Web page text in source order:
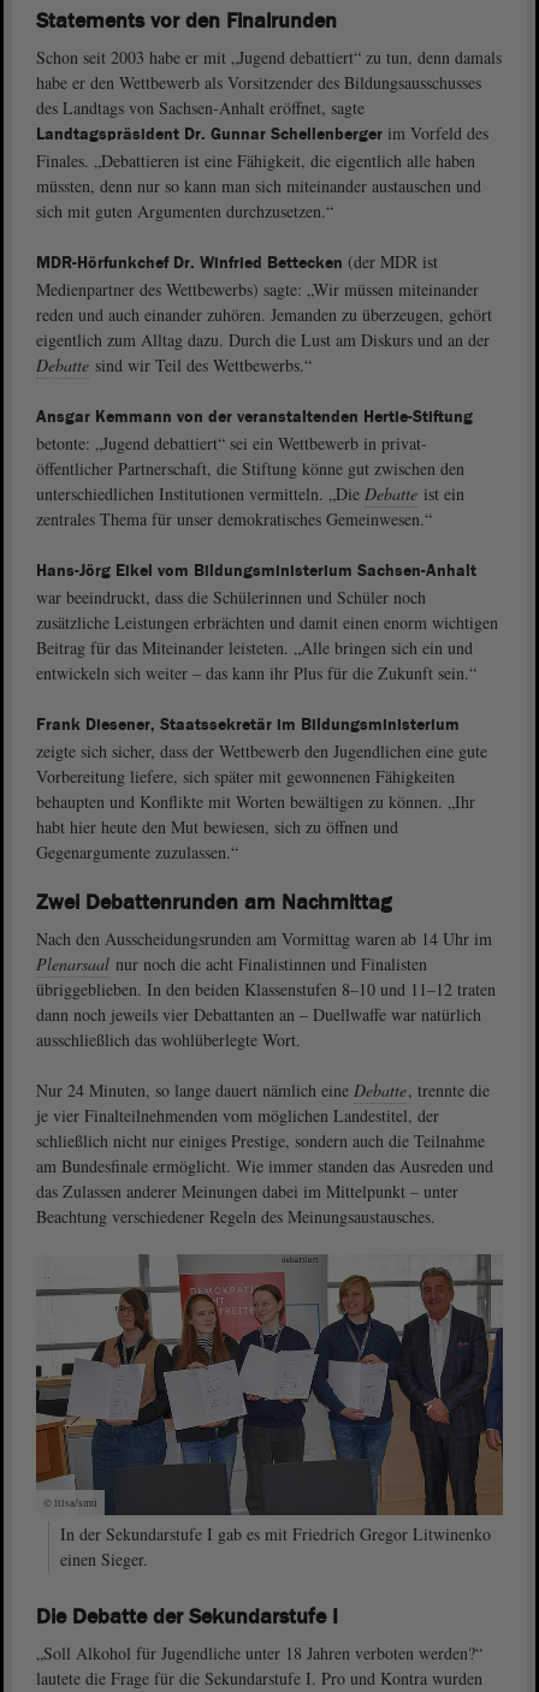
Statements vor den Finalrunden
Schon seit 2003 habe er mit „Jugend debattiert“ zu tun, denn damals
habe er den Wettbewerb als Vorsitzender des Bildungsausschusses
des Landtags von Sachsen-Anhalt eröffnet, sagte
Landtagspräsident Dr. Gunnar Schellenberger im Vorfeld des
Finales. „Debattieren ist eine Fähigkeit, die eigentlich alle haben
müssten, denn nur so kann man sich miteinander austauschen und
sich mit guten Argumenten durchzusetzen.“
MDR-Hörfunkchef Dr. Winfried Bettecken (der MDR ist
Medienpartner des Wettbewerbs) sagte: „Wir müssen miteinander
reden und auch einander zuhören. Jemanden zu überzeugen, gehört
eigentlich zum Alltag dazu. Durch die Lust am Diskurs und an der
Debatte sind wir Teil des Wettbewerbs.“
Ansgar Kemmann von der veranstaltenden Hertie-Stiftung
betonte: „Jugend debattiert“ sei ein Wettbewerb in privat-
öffentlicher Partnerschaft, die Stiftung könne gut zwischen den
unterschiedlichen Institutionen vermitteln. „Die Debatte ist ein
zentrales Thema für unser demokratisches Gemeinwesen.“
Hans-Jörg Eikel vom Bildungsministerium Sachsen-Anhalt
war beeindruckt, dass die Schülerinnen und Schüler noch
zusätzliche Leistungen erbrächten und damit einen enorm wichtigen
Beitrag für das Miteinander leisteten. „Alle bringen sich ein und
entwickeln sich weiter – das kann ihr Plus für die Zukunft sein.“
Frank Diesener, Staatssekretär im Bildungsministerium
zeigte sich sicher, dass der Wettbewerb den Jugendlichen eine gute
Vorbereitung liefere, sich später mit gewonnenen Fähigkeiten
behaupten und Konflikte mit Worten bewältigen zu können. „Ihr
habt hier heute den Mut bewiesen, sich zu öffnen und
Gegenargumente zuzulassen.“
Zwei Debattenrunden am Nachmittag
Nach den Ausscheidungsrunden am Vormittag waren ab 14 Uhr im
Plenarsaal nur noch die acht Finalistinnen und Finalisten
übriggeblieben. In den beiden Klassenstufen 8–10 und 11–12 traten
dann noch jeweils vier Debattanten an – Duellwaffe war natürlich
ausschließlich das wohlüberlegte Wort.
Nur 24 Minuten, so lange dauert nämlich eine Debatte, trennte die
je vier Finalteilnehmenden vom möglichen Landestitel, der
schließlich nicht nur einiges Prestige, sondern auch die Teilnahme
am Bundesfinale ermöglicht. Wie immer standen das Ausreden und
das Zulassen anderer Meinungen dabei im Mittelpunkt – unter
Beachtung verschiedener Regeln des Meinungsaustausches.
© ltlsa/smü
In der Sekundarstufe I gab es mit Friedrich Gregor Litwinenko
einen Sieger.
Die Debatte der Sekundarstufe I
„Soll Alkohol für Jugendliche unter 18 Jahren verboten werden?“
lautete die Frage für die Sekundarstufe I. Pro und Kontra wurden